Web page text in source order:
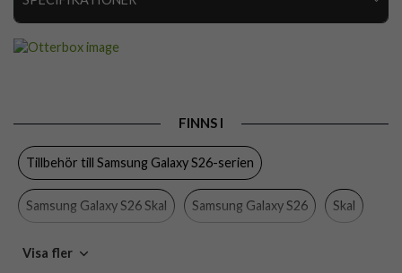
Färg
Hårdplast (PC), Mjukplast (TPU)
Tillverkarens art nr
FINNS I
Tillbehör till Samsung Galaxy S26-serien
Samsung Galaxy S26 Skal Samsung Galaxy S26 Skal
Otterbox
Visa fler